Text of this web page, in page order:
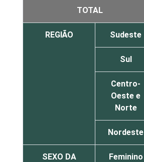
TOTAL
REGIÃO Sudeste
Sul
Centro-
Oeste e
Norte
Nordeste
SEXO DA
Feminino